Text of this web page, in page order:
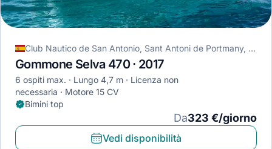
Club Nautico de San Antonio, Sant Antoni de Portmany, Spagna
Gommone Selva 470 · 2017
6 ospiti max. Lungo 4,7 m
Licenza non
necessaria
Motore 15 CV
Bimini top
Da323 €/giorno
Vedi disponibilità